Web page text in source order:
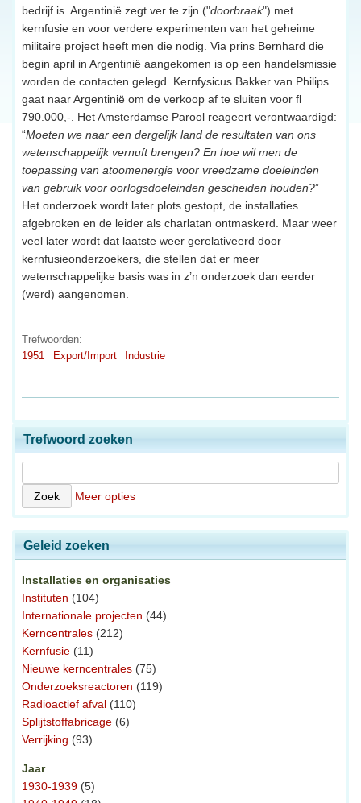
bedrijf is. Argentinië zegt ver te zijn ("doorbraak") met
kernfusie en voor verdere experimenten van het geheime
militaire project heeft men die nodig. Via prins Bernhard die
begin april in Argentinië aangekomen is op een handelsmissie
worden de contacten gelegd. Kernfysicus Bakker van Philips
gaat naar Argentinië om de verkoop af te sluiten voor fl
790.000,-. Het Amsterdamse Parool reageert verontwaardigd:
“Moeten we naar een dergelijk land de resultaten van ons
wetenschappelijk vernuft brengen? En hoe wil men de
toepassing van atoomenergie voor vreedzame doeleinden
van gebruik voor oorlogsdoeleinden gescheiden houden?”
Het onderzoek wordt later plots gestopt, de installaties
afgebroken en de leider als charlatan ontmaskerd. Maar weer
veel later wordt dat laatste weer gerelativeerd door
kernfusieonderzoekers, die stellen dat er meer
wetenschappelijke basis was in z’n onderzoek dan eerder
(werd) aangenomen.
Trefwoorden:
1951
Export/Import Industrie
Trefwoord zoeken
Meer opties
Geleid zoeken
Installaties en organisaties
Instituten (104)
Internationale projecten (44)
Kerncentrales (212)
Kernfusie (11)
Nieuwe kerncentrales (75)
Onderzoeksreactoren (119)
Radioactief afval (110)
Splijtstoffabricage (6)
Verrijking (93)
Jaar
1930-1939 (5)